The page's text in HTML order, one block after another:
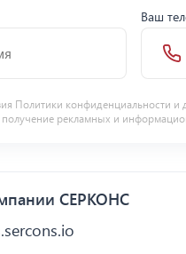
Ваш
Политики конфиденциальности и
получение рекламных и
СЕРКОНС